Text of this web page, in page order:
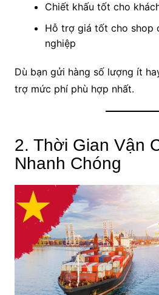
Chiết khấu tốt cho
Hỗ trợ giá tốt cho shop
nghiệp
Dù bạn gửi hàng số lượng ít
trợ mức phí phù hợp nhất.
2. Thời Gian Vận
Nhanh Chóng